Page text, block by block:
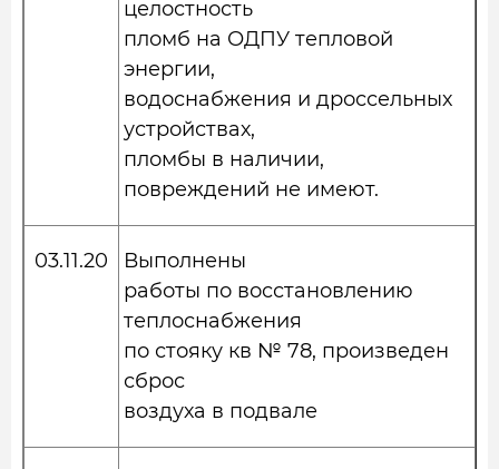
целостность
пломб на ОДПУ тепловой
энергии,
водоснабжения и дроссельных
устройствах,
пломбы в наличии,
повреждений не имеют.
03.11.20
Выполнены
работы по восстановлению
теплоснабжения
по стояку кв № 78, произведен
сброс
воздуха в подвале